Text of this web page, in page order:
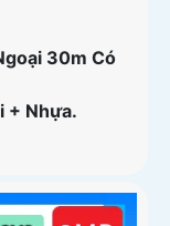
30m Có
+ Nhựa.